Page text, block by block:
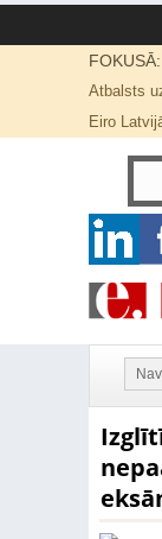
FOKUSĀ:
Atbalsts
Eiro